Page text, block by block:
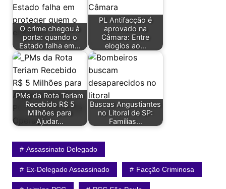
O crime chegou à
porta: quando o
Estado falha em…
PL Antifacção é
aprovado na
Câmara: Entre
elogios ao…
PMs da Rota Teriam
Recebido R$ 5
Milhões para
Ajudar…
Buscas Angustiantes
no Litoral de SP:
Famílias…
Assassinato Delegado
Ex-Delegado Assassinado Facção Criminosa